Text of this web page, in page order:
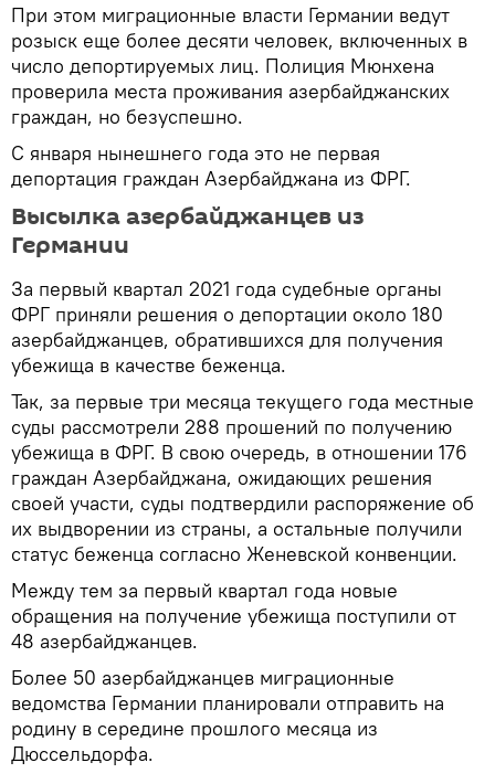
При этом миграционные власти Германии ведут
розыск еще более десяти человек, включенных в
число депортируемых лиц. Полиция Мюнхена
проверила места проживания азербайджанских
граждан, но безуспешно.
С января нынешнего года это не первая
депортация граждан Азербайджана из ФРГ.
Высылка азербайджанцев из
Германии
За первый квартал 2021 года судебные органы
ФРГ приняли решения о депортации около 180
азербайджанцев, обратившихся для получения
убежища в качестве беженца.
Так, за первые три месяца текущего года местные
суды рассмотрели 288 прошений по получению
убежища в ФРГ. В свою очередь, в отношении 176
граждан Азербайджана, ожидающих решения
своей участи, суды подтвердили распоряжение об
их выдворении из страны, а остальные получили
статус беженца согласно Женевской конвенции.
Между тем за первый квартал года новые
обращения на получение убежища поступили от
48 азербайджанцев.
Более 50 азербайджанцев миграционные
ведомства Германии планировали отправить на
родину в середине прошлого месяца из
Дюссельдорфа.